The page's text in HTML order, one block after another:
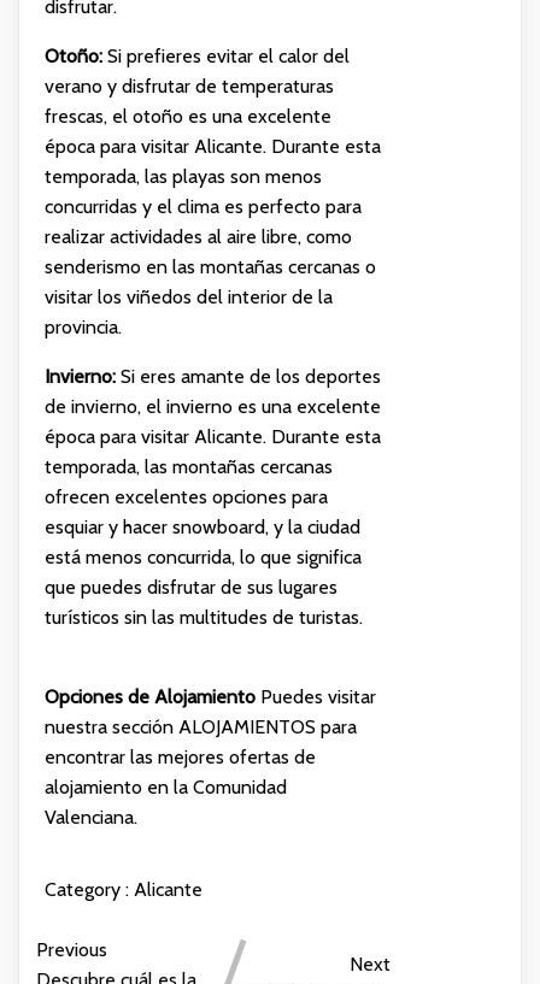
disfrutar.
Otoño:Si prefieres evitar el calor del
verano y disfrutar de temperaturas
frescas, el otoño es una excelente
época para visitar Alicante. Durante esta
temporada, las playas son menos
concurridas y el clima es perfecto para
realizar actividades al aire libre, como
senderismo en las montañas cercanas o
visitar los viñedos del interior de la
provincia.
Invierno:Si eres amante de los deportes
de invierno, el invierno es una excelente
época para visitar Alicante. Durante esta
temporada, las montañas cercanas
ofrecen excelentes opciones para
esquiar y hacer snowboard, y la ciudad
está menos concurrida, lo que significa
que puedes disfrutar de sus lugares
turísticos sin las multitudes de turistas.
Opciones de AlojamientoPuedes visitar
nuestra sección ALOJAMIENTOS para
encontrar las mejores ofertas de
alojamiento en la Comunidad
Valenciana.
Category : Alicante
Previous
Next